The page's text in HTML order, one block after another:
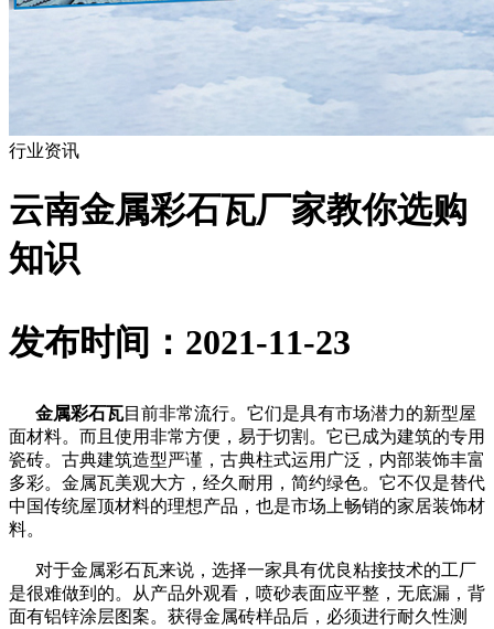
行业资讯
云南金属彩石瓦厂家教你选购
知识
发布时间：2021-11-23
金属彩石瓦目前非常流行。它们是具有市场潜力的新型屋
面材料。而且使用非常方便，易于切割。它已成为建筑的专用
瓷砖。古典建筑造型严谨，古典柱式运用广泛，内部装饰丰富
多彩。金属瓦美观大方，经久耐用，简约绿色。它不仅是替代
中国传统屋顶材料的理想产品，也是市场上畅销的家居装饰材
料。
对于金属彩石瓦来说，选择一家具有优良粘接技术的工厂
是很难做到的。从产品外观看，喷砂表面应平整，无底漏，背
面有铝锌涂层图案。获得金属砖样品后，必须进行耐久性测